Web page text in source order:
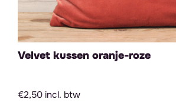
Velvet kussen oranje-roze
€2,50 incl. btw